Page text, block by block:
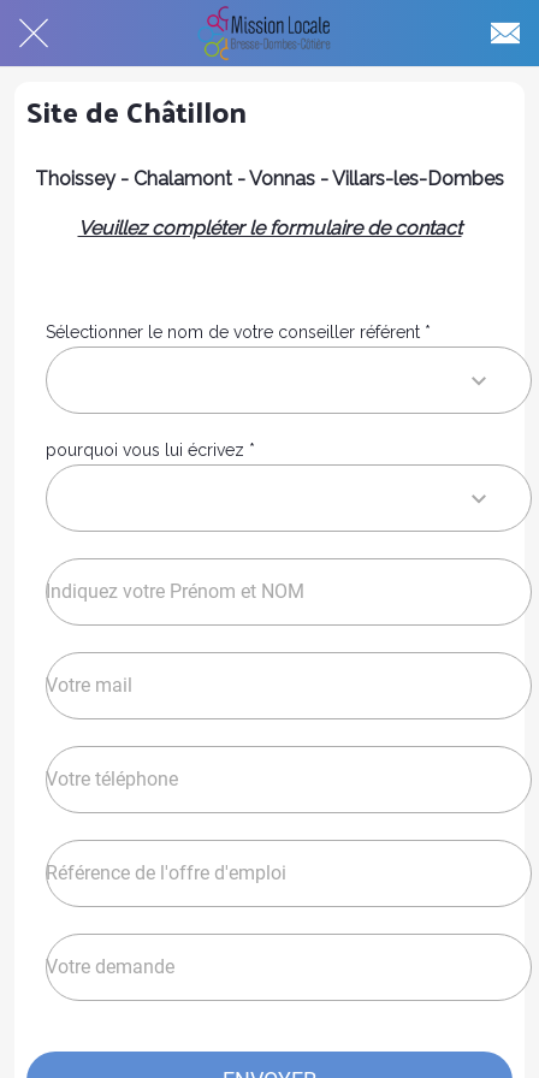
Site de Châtillon
Thoissey - Chalamont - Vonnas - Villars-les-Dombes
Veuillez compléter le formulaire de contact
Sélectionner le nom de votre conseiller référent *
pourquoi vous lui écrivez *